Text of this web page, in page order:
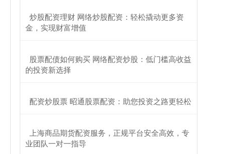
​炒股配资理财 网络炒股配资：轻松撬动更多资
金，实现财富增值
​股票配债如何购买 网络配资炒股：低门槛高收益
的投资新选择
​配资炒股票 昭通股票配资：助您投资之路更轻松
​上海商品期货配资服务，正规平台安全高效，专
业团队一对一指导